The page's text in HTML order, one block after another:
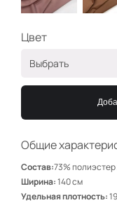
Общие
Состав:73%
Ширина:140 см
Удельная плотность:
Цвет
Выбрать
Сиреневато-
Голубой
Холодный беж